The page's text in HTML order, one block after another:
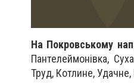
На Покровському
Пантелеймонівка,
Труд, Котлине, Удачне,